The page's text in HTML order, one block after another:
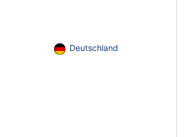
Deutschland